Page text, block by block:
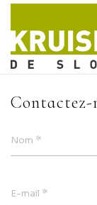
Contactez-
Nom *
E-mail *